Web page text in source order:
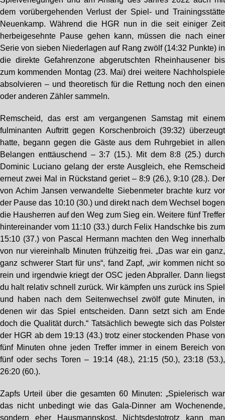
dem vorübergehenden Verlust der Spiel- und Trainingsstätte
Neuenkamp. Während die HGR nun in die seit einiger Zeit
herbeigesehnte Pause gehen kann, müssen die nach einer
Serie von sieben Niederlagen auf Rang zwölf (14:32 Punkte) in
die direkte Gefahrenzone abgerutschten Rheinhausener bis
zum kommenden Montag (23. Mai) drei weitere Nachholspiele
absolvieren – und theoretisch für die Rettung noch den einen
oder anderen Zähler sammeln.
Remscheid, das erst am vergangenen Samstag mit einem
fulminanten Auftritt gegen Korschenbroich (39:32) überzeugt
hatte, begann gegen die Gäste aus dem Ruhrgebiet in allen
Belangen enttäuschend – 3:7 (15.). Mit dem 8:8 (25.) durch
Dominic Luciano gelang der erste Ausgleich, ehe Remscheid
erneut zwei Mal in Rückstand geriet – 8:9 (26.), 9:10 (28.). Der
von Achim Jansen verwandelte Siebenmeter brachte kurz vor
der Pause das 10:10 (30.) und direkt nach dem Wechsel bogen
die Hausherren auf den Weg zum Sieg ein. Weitere fünf Treffer
hintereinander vom 11:10 (33.) durch Felix Handschke bis zum
15:10 (37.) von Pascal Hermann machten den Weg innerhalb
von nur viereinhalb Minuten frühzeitig frei. „Das war ein ganz,
ganz schwerer Start für uns“, fand Zapf, „wir kommen nicht so
rein und irgendwie kriegt der OSC jeden Abpraller. Dann liegst
du halt relativ schnell zurück. Wir kämpfen uns zurück ins Spiel
und haben nach dem Seitenwechsel zwölf gute Minuten, in
denen wir das Spiel entscheiden. Dann setzt sich am Ende
doch die Qualität durch.“ Tatsächlich bewegte sich das Polster
der HGR ab dem 19:13 (43.) trotz einer stockenden Phase von
fünf Minuten ohne jeden Treffer immer in einem Bereich von
fünf oder sechs Toren – 19:14 (48.), 21:15 (50.), 23:18 (53.),
26:20 (60.).
Zapfs Urteil über die gesamten 60 Minuten: „Spielerisch war
das nicht unbedingt wie das Gala-Dinner am Wochenende,
sondern eher Hausmannskost. Nichtsdestotrotz kann man